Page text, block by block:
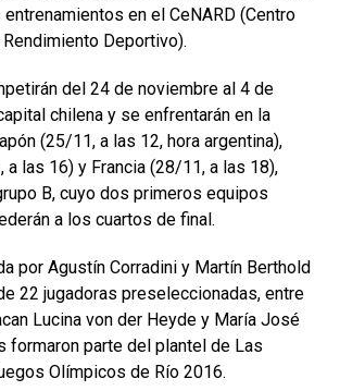
en el CeNARD (Centro
Deportivo).
del 24 de noviembre al 4 de
chilena y se enfrentarán en la
(25/11, a las 12, hora argentina),
a las 16) y Francia (28/11, a las 18),
B, cuyo dos primeros equipos
a los cuartos de final.
por Agustín Corradini y Martín Berthold
22 jugadoras preseleccionadas, entre
Lucina von der Heyde y María José
formaron parte del plantel de Las
Olímpicos de Río 2016.